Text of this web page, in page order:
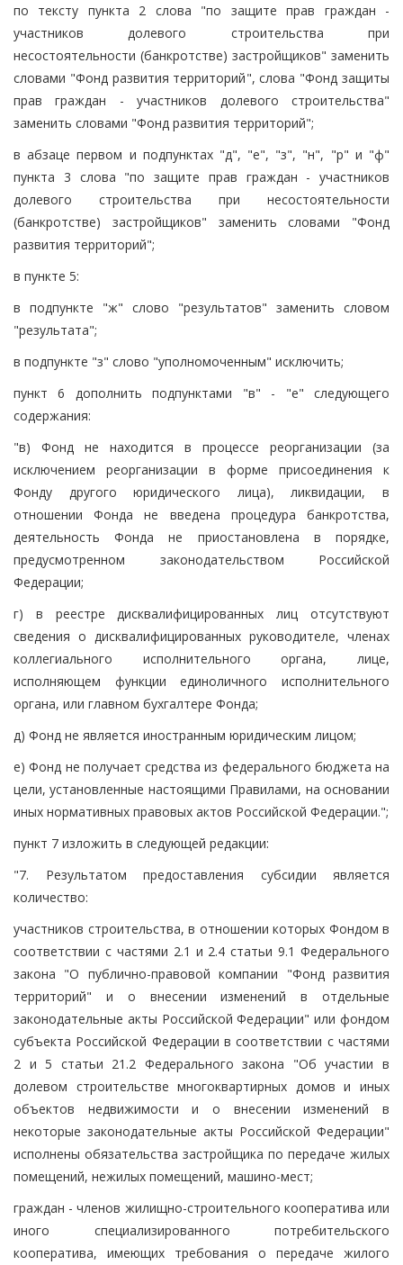
по тексту пункта 2 слова "по защите прав граждан -
участников долевого строительства при
несостоятельности (банкротстве) застройщиков" заменить
словами "Фонд развития территорий", слова "Фонд защиты
прав граждан - участников долевого строительства"
заменить словами "Фонд развития территорий";
в абзаце первом и подпунктах "д", "е", "з", "н", "р" и "ф"
пункта 3 слова "по защите прав граждан - участников
долевого строительства при несостоятельности
(банкротстве) застройщиков" заменить словами "Фонд
развития территорий";
в пункте 5:
в подпункте "ж" слово "результатов" заменить словом
"результата";
в подпункте "з" слово "уполномоченным" исключить;
пункт 6 дополнить подпунктами "в" - "е" следующего
содержания:
"в) Фонд не находится в процессе реорганизации (за
исключением реорганизации в форме присоединения к
Фонду другого юридического лица), ликвидации, в
отношении Фонда не введена процедура банкротства,
деятельность Фонда не приостановлена в порядке,
предусмотренном законодательством Российской
Федерации;
г) в реестре дисквалифицированных лиц отсутствуют
сведения о дисквалифицированных руководителе, членах
коллегиального исполнительного органа, лице,
исполняющем функции единоличного исполнительного
органа, или главном бухгалтере Фонда;
д) Фонд не является иностранным юридическим лицом;
е) Фонд не получает средства из федерального бюджета на
цели, установленные настоящими Правилами, на основании
иных нормативных правовых актов Российской Федерации.";
пункт 7 изложить в следующей редакции:
"7. Результатом предоставления субсидии является
количество:
участников строительства, в отношении которых Фондом в
соответствии с частями 2.1 и 2.4 статьи 9.1 Федерального
закона "О публично-правовой компании "Фонд развития
территорий" и о внесении изменений в отдельные
законодательные акты Российской Федерации" или фондом
субъекта Российской Федерации в соответствии с частями
2 и 5 статьи 21.2 Федерального закона "Об участии в
долевом строительстве многоквартирных домов и иных
объектов недвижимости и о внесении изменений в
некоторые законодательные акты Российской Федерации"
исполнены обязательства застройщика по передаче жилых
помещений, нежилых помещений, машино-мест;
граждан - членов жилищно-строительного кооператива или
иного специализированного потребительского
кооператива, имеющих требования о передаче жилого